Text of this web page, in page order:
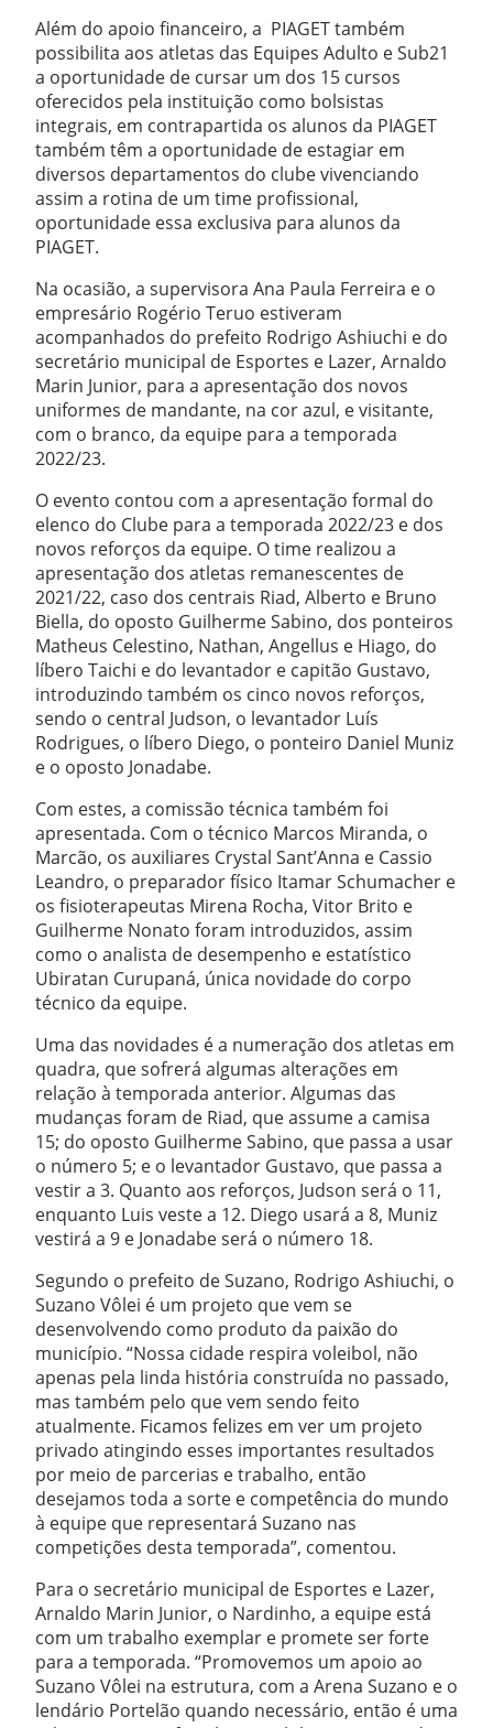
Além do apoio financeiro, a PIAGET também
possibilita aos atletas das Equipes Adulto e Sub21
a oportunidade de cursar um dos 15 cursos
oferecidos pela instituição como bolsistas
integrais, em contrapartida os alunos da PIAGET
também têm a oportunidade de estagiar em
diversos departamentos do clube vivenciando
assim a rotina de um time profissional,
oportunidade essa exclusiva para alunos da
PIAGET.
Na ocasião, a supervisora Ana Paula Ferreira e o
empresário Rogério Teruo estiveram
acompanhados do prefeito Rodrigo Ashiuchi e do
secretário municipal de Esportes e Lazer, Arnaldo
Marin Junior, para a apresentação dos novos
uniformes de mandante, na cor azul, e visitante,
com o branco, da equipe para a temporada
2022/23.
O evento contou com a apresentação formal do
elenco do Clube para a temporada 2022/23 e dos
novos reforços da equipe. O time realizou a
apresentação dos atletas remanescentes de
2021/22, caso dos centrais Riad, Alberto e Bruno
Biella, do oposto Guilherme Sabino, dos ponteiros
Matheus Celestino, Nathan, Angellus e Hiago, do
líbero Taichi e do levantador e capitão Gustavo,
introduzindo também os cinco novos reforços,
sendo o central Judson, o levantador Luís
Rodrigues, o líbero Diego, o ponteiro Daniel Muniz
e o oposto Jonadabe.
Com estes, a comissão técnica também foi
apresentada. Com o técnico Marcos Miranda, o
Marcão, os auxiliares Crystal Sant’Anna e Cassio
Leandro, o preparador físico Itamar Schumacher e
os fisioterapeutas Mirena Rocha, Vitor Brito e
Guilherme Nonato foram introduzidos, assim
como o analista de desempenho e estatístico
Ubiratan Curupaná, única novidade do corpo
técnico da equipe.
Uma das novidades é a numeração dos atletas em
quadra, que sofrerá algumas alterações em
relação à temporada anterior. Algumas das
mudanças foram de Riad, que assume a camisa
15; do oposto Guilherme Sabino, que passa a usar
o número 5; e o levantador Gustavo, que passa a
vestir a 3. Quanto aos reforços, Judson será o 11,
enquanto Luis veste a 12. Diego usará a 8, Muniz
vestirá a 9 e Jonadabe será o número 18.
Segundo o prefeito de Suzano, Rodrigo Ashiuchi, o
Suzano Vôlei é um projeto que vem se
desenvolvendo como produto da paixão do
município. “Nossa cidade respira voleibol, não
apenas pela linda história construída no passado,
mas também pelo que vem sendo feito
atualmente. Ficamos felizes em ver um projeto
privado atingindo esses importantes resultados
por meio de parcerias e trabalho, então
desejamos toda a sorte e competência do mundo
à equipe que representará Suzano nas
competições desta temporada”, comentou.
Para o secretário municipal de Esportes e Lazer,
Arnaldo Marin Junior, o Nardinho, a equipe está
com um trabalho exemplar e promete ser forte
para a temporada. “Promovemos um apoio ao
Suzano Vôlei na estrutura, com a Arena Suzano e o
lendário Portelão quando necessário, então é uma